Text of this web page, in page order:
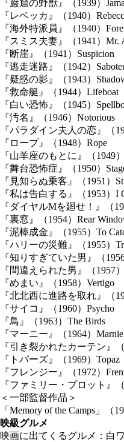
『巌窟の野獣』（1939）
『レベッカ』（1940）
『海外特派員』（1940）
『スミス夫妻』（1941）Mr.
『断崖』（1941）Suspicion
『逃走迷路』（1942）
『疑惑の影』（1943）
『救命艇』（1944）Lifeboat
『白い恐怖』（1945）
『汚名』（1946）Notorious
『パラダイン夫人の恋』（
『ロープ』（1948）Rope
『山羊座のもとに』（1949
『舞台恐怖症』（1950）
『見知らぬ乗客』（1951）
『私は告白する』（1953）I
『ダイヤルMを廻せ！』（
『裏窓』（1954）Rear
『泥棒成金』（1955）To
『ハリーの災難』（1955）
『知りすぎていた男』（
『間違えられた男』（1957
『めまい』（1958）Vertigo
『北北西に進路を取れ』（
『サイコ』（1960）Psycho
『鳥』（1963）The Birds
『マーニー』（1964）Marnie
『引き裂かれたカーテン』
『トパーズ』（1969）Topaz
『フレンジー』（1972）
『ファミリー・プロット』
＜一部監督作品＞
「Memory of the Camps」（
映級グルメ
映画に出てくるグルメ：白